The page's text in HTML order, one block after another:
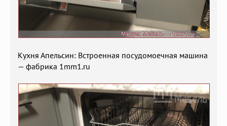
Кухня Апельсин: Встроенная посудомоечная машина
— фабрика 1mm1.ru